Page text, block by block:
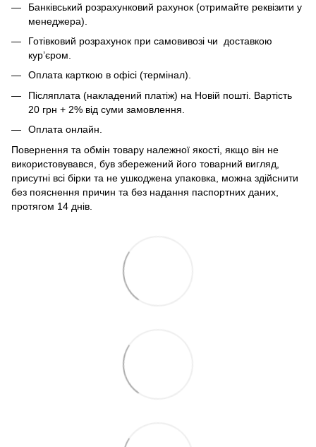
Банківський розрахунковий рахунок (отримайте реквізити у
менеджера).
Готівковий розрахунок при самовивозі чи доставкою
кур’єром.
Оплата карткою в офісі (термінал).
Післяплата (накладений платіж) на Новій пошті. Вартість
20 грн + 2% від суми замовлення.
Оплата онлайн.
Повернення та обмін товару належної якості, якщо він не
використовувався, був збережений його товарний вигляд,
присутні всі бірки та не ушкоджена упаковка, можна здійснити
без пояснення причин та без надання паспортних даних,
протягом 14 днів.